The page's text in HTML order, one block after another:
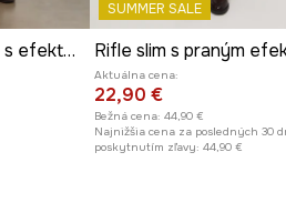
Rifle slim fit pánske s efektom prania
SUMMER SALE
Rifle slim s praným
Aktuálna cena:
22,90 €
Bežná cena: 44,90 €
Najnižšia cena za posledných 30
poskytnutím zľavy: 44,90 €